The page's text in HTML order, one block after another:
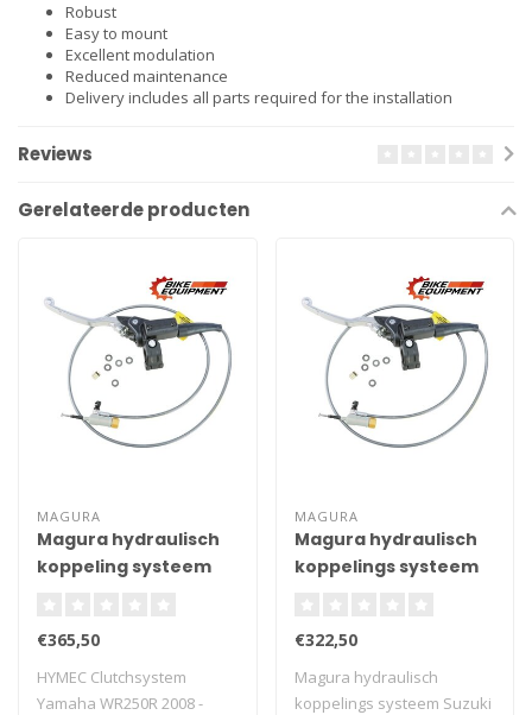
Robust
Easy to mount
Excellent modulation
Reduced maintenance
Delivery includes all parts required for the installation
Reviews
Gerelateerde producten
MAGURA
Magura hydraulisch
koppeling systeem
€365,50
HYMEC Clutchsystem
Yamaha WR250R 2008 -
MAGURA
Magura hydraulisch
koppelings systeem
€322,50
Magura hydraulisch
koppelings systeem Suzuki